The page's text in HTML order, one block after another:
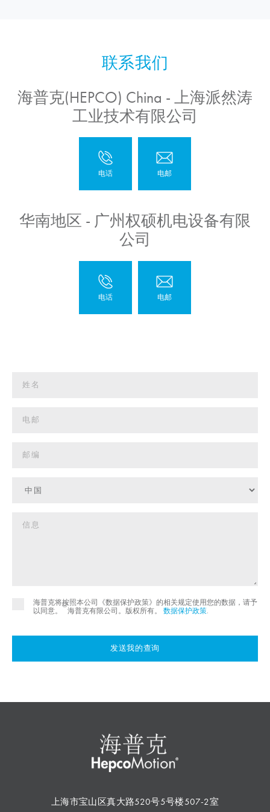
海普克(HEPCO) China - 上海派然涛
工业技术有限公司
华南地区 - 广州权硕机电设备有限
公司
海普克将按照本公司《数据保护政策》的相关规定使用您的数据，请予
以同意。
©
海普克有限公司。版权所有。 数据保护政策.
发送我的查询
上海市宝山区真大路520号5号楼507-2室